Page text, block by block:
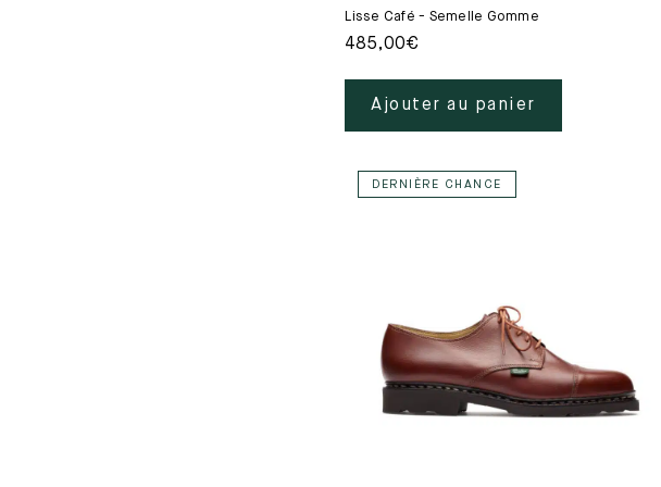
Lisse Café - Semelle Gomme
485,00€
Ajouter au panier
DERNIÈRE CHANCE